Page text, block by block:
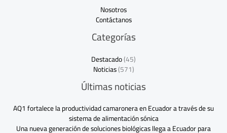
Nosotros
Contáctanos
Categorías
Destacado(45)
Noticias(571)
Últimas noticias
AQ1 fortalece la productividad camaronera en Ecuador a través de su
sistema de alimentación sónica
Una nueva generación de soluciones biológicas llega a Ecuador para